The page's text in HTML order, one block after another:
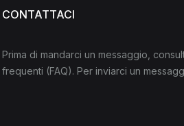
CONTATTACI
Prima di mandarci un messaggio,
frequenti (FAQ). Per inviarci un